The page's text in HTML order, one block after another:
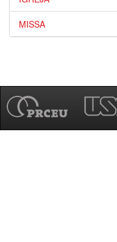
MISSA